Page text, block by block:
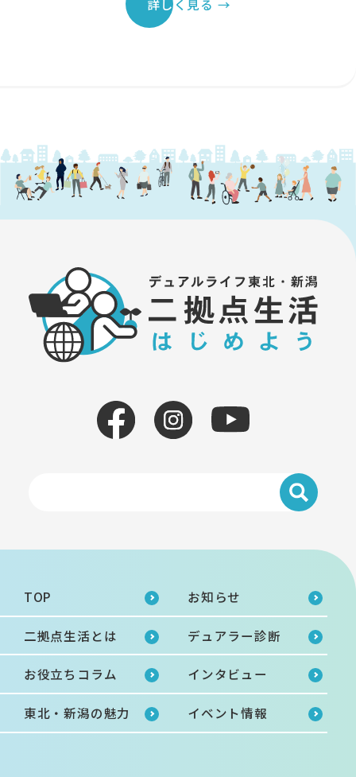
詳しく見る →
TOP お知らせ
二拠点生活とは デュアラー診断
お役立ちコラム インタビュー
東北・新潟の魅力 イベント情報